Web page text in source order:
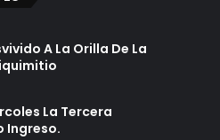
A La Orilla De La
La Tercera
Ingreso.